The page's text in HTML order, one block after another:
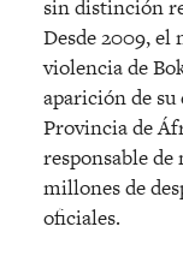
sin distinción
Desde 2009, el
violencia de
aparición de
Provincia de
responsable de
millones de
oficiales.